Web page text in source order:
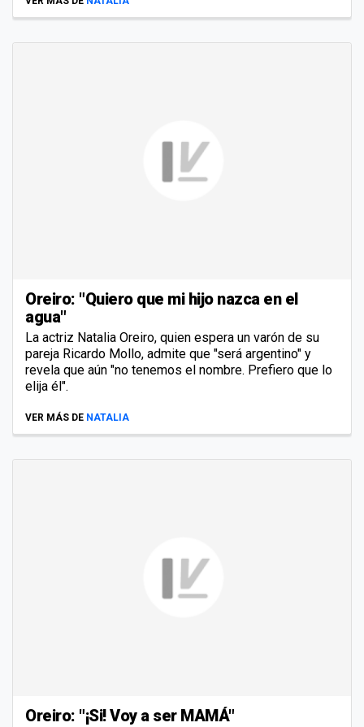
Oreiro: "Quiero que mi hijo nazca en el
agua"
La actriz Natalia Oreiro, quien espera un varón de su
pareja Ricardo Mollo, admite que "será argentino" y
revela que aún "no tenemos el nombre. Prefiero que lo
elija él".
VER MÁS DE NATALIA
Oreiro: "¡Si! Voy a ser MAMÁ"